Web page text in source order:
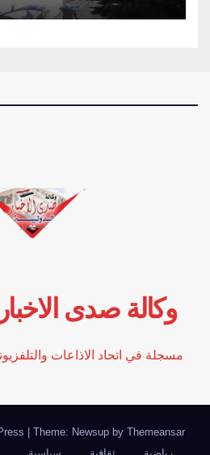
وكالة صدى
مسجلة في اتحاد الاذاعات
| Theme: Newsup by Themeansar